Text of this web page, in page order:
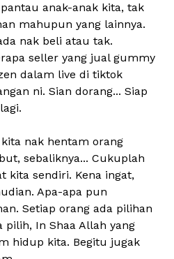
anak-anak kita, tak
mahupun yang lainnya.
nak beli atau tak.
seller yang jual gummy
dalam live di tiktok
ni. Sian dorang... Siap
nak hentam orang
sebaliknya... Cukuplah
kita sendiri. Kena ingat,
Apa-apa pun
Setiap orang ada pilihan
pilih, In Shaa Allah yang
hidup kita. Begitu jugak